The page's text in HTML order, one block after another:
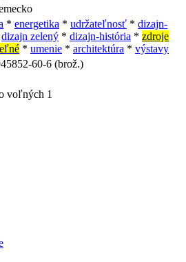
* energetika * udržateľnosť * dizajn-
dizajn zelený * dizajn-história * zdroje
* umenie * architektúra * výstavy
60-6 (brož.)
voľných 1